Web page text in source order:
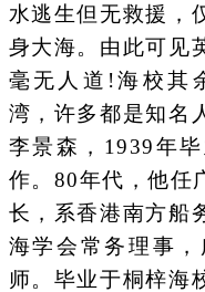
水逃生但无救援，
身大海。由此可见
毫无人道!海校其
湾，许多都是知名
李景森，1939年
作。80年代，他任
长，系香港南方船
海学会常务理事
师。毕业于桐梓海